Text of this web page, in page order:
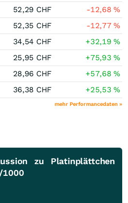
52,29 CHF -12,68%
52,35 CHF -12,77%
34,54 CHF +32,19%
25,95 CHF +75,93%
28,96 CHF +57,68%
36,38 CHF +25,53%
mehr Performancedaten »
zu Platinplättchen
1000